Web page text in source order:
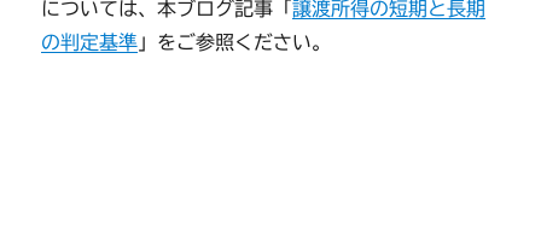
については、本ブログ記事「譲渡所得の短期と長期
の判定基準 」をご参照ください。